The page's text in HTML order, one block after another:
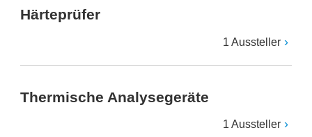
Härteprüfer
1 Aussteller
Thermische Analysegeräte
1 Aussteller